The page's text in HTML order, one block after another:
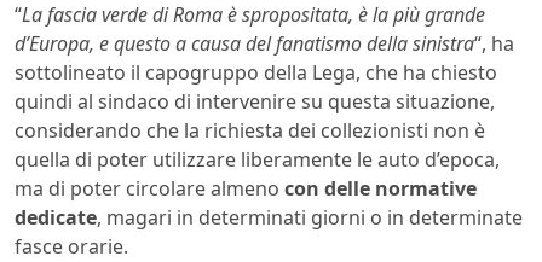
“La fascia verde di Roma è spropositata, è la più grande
d’Europa, e questo a causa del fanatismo della sinistra“, ha
sottolineato il capogruppo della Lega, che ha chiesto
quindi al sindaco di intervenire su questa situazione,
considerando che la richiesta dei collezionisti non è
quella di poter utilizzare liberamente le auto d’epoca,
ma di poter circolare almeno con delle normative
dedicate, magari in determinati giorni o in determinate
fasce orarie.